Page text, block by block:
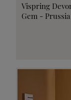
Vispring
Gem -